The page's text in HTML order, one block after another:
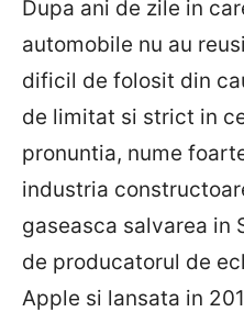
Dupa ani de zile in
automobile nu au
dificil de folosit din
de limitat si strict in
pronuntia, nume
industria
gaseasca salvarea in
de producatorul de
Apple si lansata in